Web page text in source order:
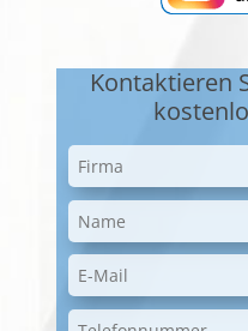
Kontaktieren